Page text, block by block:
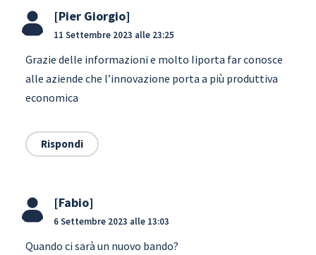
Pier Giorgio
11 Settembre 2023 alle 23:25
Grazie delle informazioni e molto Iiporta far conosce
alle aziende che l’innovazione porta a più produttiva
economica
Rispondi
Fabio
6 Settembre 2023 alle 13:03
Quando ci sarà un nuovo bando?